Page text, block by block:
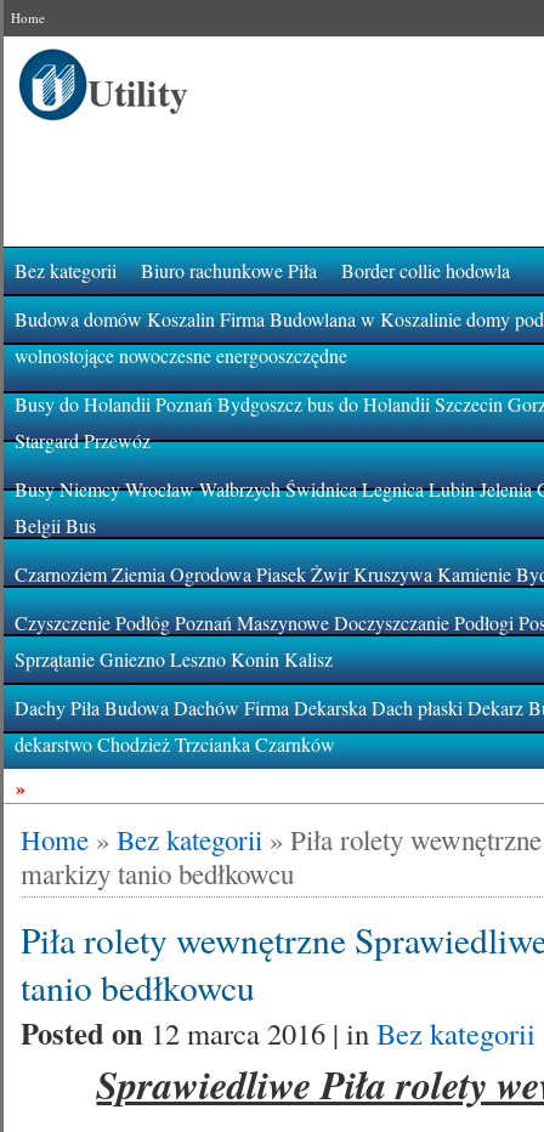
Home
Bez kategorii Biuro rachunkowe Piła
Border collie hodowla
Budowa domów Koszalin Firma Budowlana w Koszalinie domy
wolnostojące nowoczesne energooszczędne
Busy do Holandii Poznań Bydgoszcz bus do Holandii Szczecin
Stargard Przewóz
Busy Niemcy Wrocław Wałbrzych Świdnica Legnica Lubin
Belgii Bus
Czarnoziem Ziemia Ogrodowa Piasek Żwir Kruszywa Kamienie
Czyszczenie Podłóg Poznań Maszynowe Doczyszczanie Podłogi
Sprzątanie Gniezno Leszno Konin Kalisz
Dachy Piła Budowa Dachów Firma Dekarska Dach płaski Dekarz
dekarstwo Chodzież Trzcianka Czarnków
»
Home »Bez kategorii »Piła rolety
markizy tanio bedłkowcu
Piła rolety wewnętrzne
tanio bedłkowcu
Posted on 12 marca 2016 | inBez kategorii
Sprawiedliwe Piła rolety